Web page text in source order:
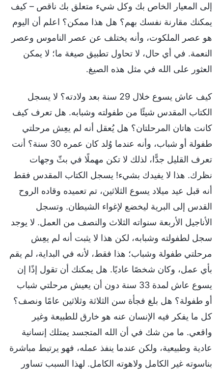
إلى المعيار الخاص بك وكل شيء متعلق بك ناقص – كيف
يمكنك مقارنة نفسك بهم؟ هل هذا ممكن؟ اعلم أن اليوم
هو عصر الملكوت، وأنه يختلف عن عصر الناموس وعصر
النعمة. في أي حال، لا تحاول تطبيق صيغة ما؛ لا يمكن
العثور على الله في مثل هذه الصيغ.
كيف عاش يسوع خلال 29 سنة بعد ولادته؟ لا يسجل
الكتاب المقدس شيئًا من طفولته وشبابه. هل تعرف كيف
كانت هاتان المرحلتان؟ هل يُعقل أنه لم يعِش مرحلتي
طفولة أو شباب، وأنه عندما وُلد كان عمره 30 سنة؟ أنت
تعرف القليل جدًّا، لذلك لا تكن مهملًا في بثّ وجهات
نظرك. هذا لا يفيدك بشيء! يسجل الكتاب المقدس فقط
أنه قبل عيد ميلاد يسوع الثلاثين، تم تعميده وقاده الروح
القدس إلى البرية ليخضع لإغواء الشيطان. وتسجل
الأناجيل الأربعة سنواته الثلاث والنصف من العمل. لا يوجد
سجل لطفولته وشبابه، لكن هذا لا يثبت أنه لم يعِش
مرحلتي طفولة وشباب؛ هذا فقط، لأنه في البداية، لم يقم
بأي عمل، وكان شخصًا عاديًا. هل يمكنك أن تقول إذًا إن
يسوع عاش لمدة 33 سنة دون أن يعيش مرحلتي شباب
أو طفولة؟ هل بلغ فجأة سن الثلاثة وثلاثين عامًا ونصف؟
كل ما يفكر فيه الإنسان عنه هو خارق للطبيعة وغير
واقعي. ما من شك في أن الله المتجسد يمتلك إنسانية
عادية وطبيعية، ولكن عندما ينفذ عمله، فهو يرتبط مباشرة
بناسوته غير الكامل ولاهوته الكامل. لهذا السبب تساور